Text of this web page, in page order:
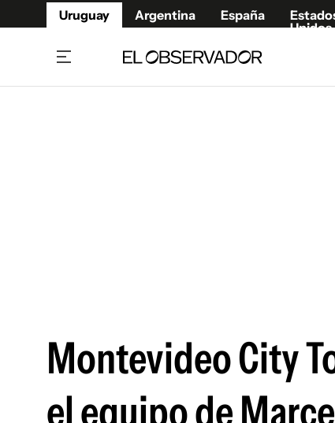
Uruguay Argentina España
Unidos
Montevideo City
el equipo de